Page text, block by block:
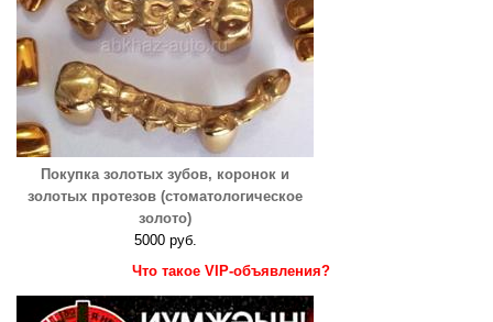
Покупка золотых зубов, коронок и
золотых протезов (стоматологическое
золото)
5000 руб.
Что такое VIP-объявления?